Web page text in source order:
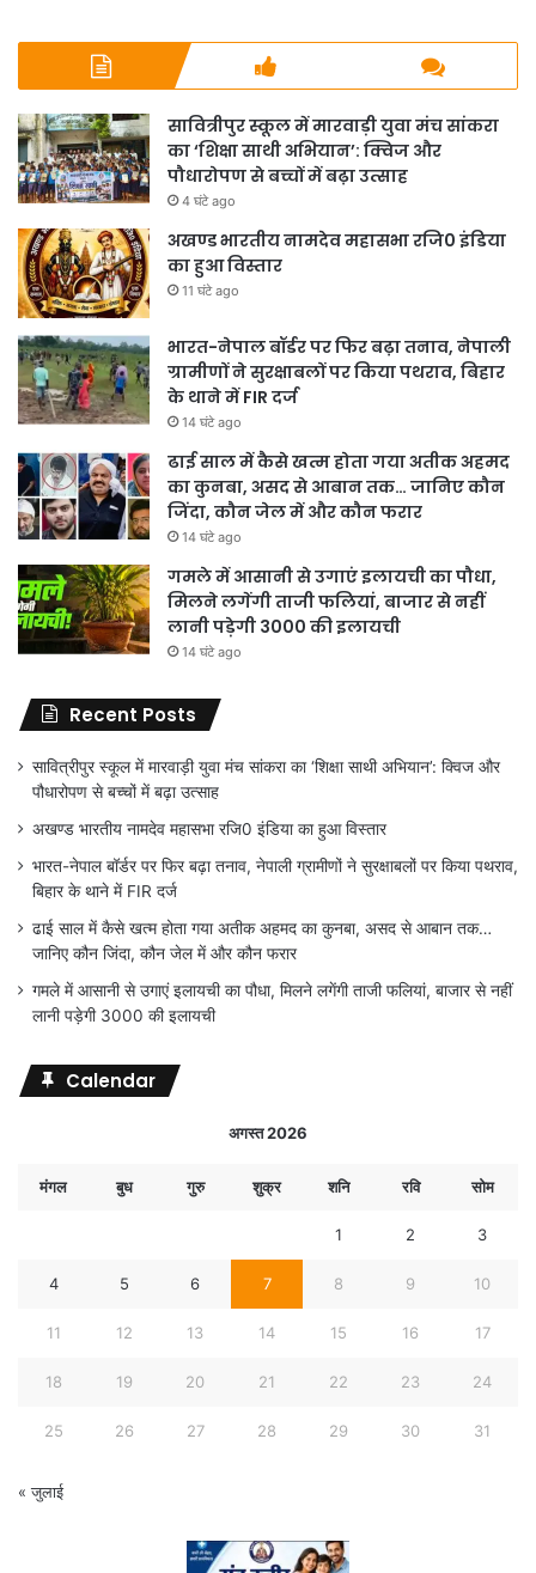
सावित्रीपुर स्कूल में मारवाड़ी युवा मंच सांकरा
का ‘शिक्षा साथी अभियान’: क्विज और
पौधारोपण से बच्चों में बढ़ा उत्साह
4 घंटे ago
अखण्ड भारतीय नामदेव महासभा रजि0 इंडिया
का हुआ विस्तार
11 घंटे ago
भारत-नेपाल बॉर्डर पर फिर बढ़ा तनाव, नेपाली
ग्रामीणों ने सुरक्षाबलों पर किया पथराव, बिहार
के थाने में FIR दर्ज
14 घंटे ago
ढाई साल में कैसे खत्म होता गया अतीक अहमद
का कुनबा, असद से आबान तक… जानिए कौन
जिंदा, कौन जेल में और कौन फरार
14 घंटे ago
गमले में आसानी से उगाएं इलायची का पौधा,
मिलने लगेंगी ताजी फलियां, बाजार से नहीं
लानी पड़ेगी 3000 की इलायची
14 घंटे ago
Recent Posts
सावित्रीपुर स्कूल में मारवाड़ी युवा मंच सांकरा का ‘शिक्षा साथी अभियान’: क्विज और
पौधारोपण से बच्चों में बढ़ा उत्साह
अखण्ड भारतीय नामदेव महासभा रजि0 इंडिया का हुआ विस्तार
भारत-नेपाल बॉर्डर पर फिर बढ़ा तनाव, नेपाली ग्रामीणों ने सुरक्षाबलों पर किया पथराव,
बिहार के थाने में FIR दर्ज
ढाई साल में कैसे खत्म होता गया अतीक अहमद का कुनबा, असद से आबान तक…
जानिए कौन जिंदा, कौन जेल में और कौन फरार
गमले में आसानी से उगाएं इलायची का पौधा, मिलने लगेंगी ताजी फलियां, बाजार से नहीं
लानी पड़ेगी 3000 की इलायची
Calendar
अगस्त 2026
मंगल बुध गुरु शुक्र शनि रवि सोम
1 2 3
4 5 6 7 8 9 10
11 12 13 14 15 16 17
18 19 20 21 22 23 24
25 26 27 28 29 30 31
« जुलाई